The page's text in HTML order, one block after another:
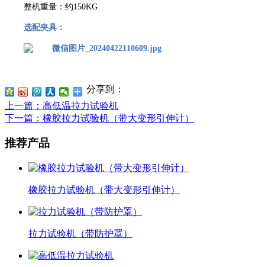
整机重量：约150KG
选配夹具：
分享到：
上一篇 ：高低温拉力试验机
下一篇 ：橡胶拉力试验机（带大变形引伸计）
推荐产品
橡胶拉力试验机（带大变形引伸计）
拉力试验机（带防护罩）